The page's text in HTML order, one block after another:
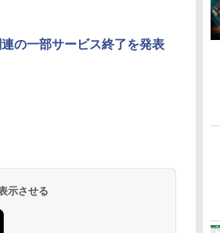
の一部サービス終了を発表
示させる